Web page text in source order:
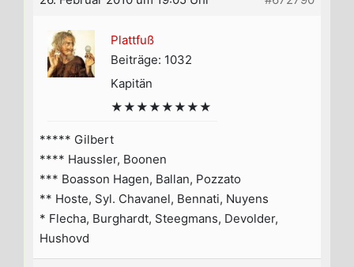
Plattfuß
Beiträge: 1032
Kapitän
★★★★★★★★
***** Gilbert
**** Haussler, Boonen
*** Boasson Hagen, Ballan, Pozzato
** Hoste, Syl. Chavanel, Bennati, Nuyens
* Flecha, Burghardt, Steegmans, Devolder,
Hushovd